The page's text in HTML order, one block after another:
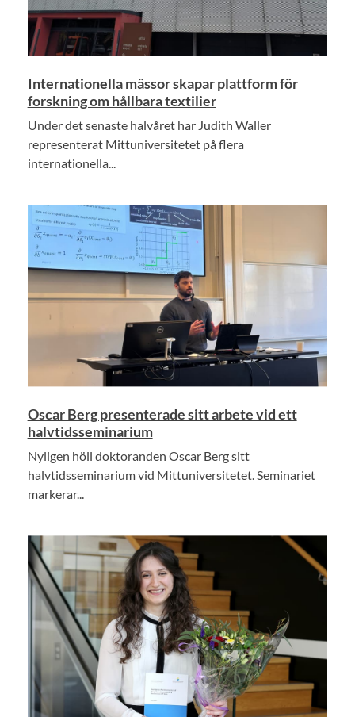
Internationella mässor skapar plattform för
forskning om hållbara textilier
Under det senaste halvåret har Judith Waller
representerat Mittuniversitetet på flera
internationella...
Oscar Berg presenterade sitt arbete vid ett
halvtidsseminarium
Nyligen höll doktoranden Oscar Berg sitt
halvtidsseminarium vid Mittuniversitetet. Seminariet
markerar...